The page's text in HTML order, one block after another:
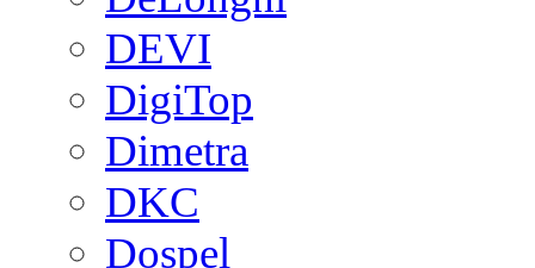
DEVI
DigiTop
Dimetra
DKC
Dospel